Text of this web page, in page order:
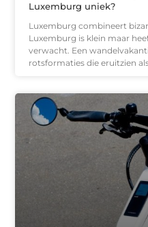
Luxemburg uniek?
Luxemburg combineert
Luxemburg is klein maar
verwacht. Een
rotsformaties die eruitzien